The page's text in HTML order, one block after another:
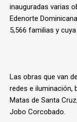
inauguradas varias
Edenorte
5,566 familias y
Las obras que van
redes e iluminación,
Matas de Santa
Jobo Corcobado.